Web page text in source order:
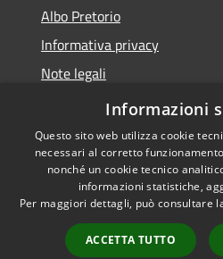
Albo Pretorio
Informativa privacy
Note legali
Dichiarazione di accessibilità
Accessibilità
Informazioni
Questo sito web utilizza cookie
necessari al corretto
nonché un cookie tecnico
informazioni statistiche,
Per maggiori dettagli, può consultare
ACCETTA TUTTO